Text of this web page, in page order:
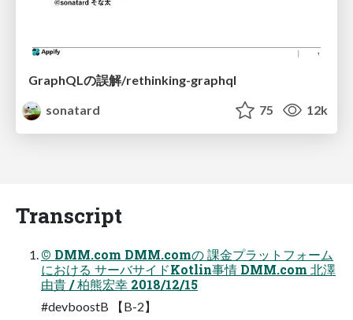
GraphQLの誤解/rethinking-graphql
sonatard
75 12k
Transcript
© DMM.com DMM.comの 課金プラットフォーム
における サーバサイドKotlin事情 DMM.com 北澤
由貴 / 柏熊宏幸 2018/12/15
#devboostB 【B-2】